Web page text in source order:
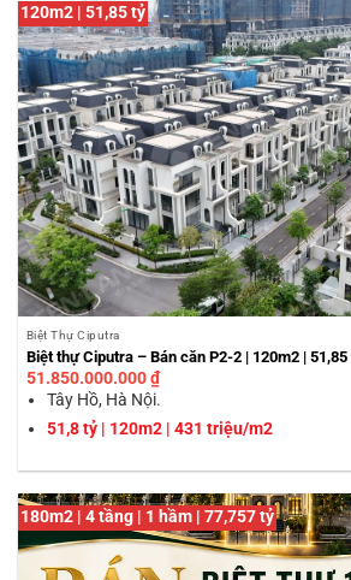
120m2 | 51,85 tỷ
Biệt Thự Ciputra
Biệt thự Ciputra – Bán căn P2-2 | 120m2 | 51,85
51.850.000.000₫
Tây Hồ, Hà Nội.
51,8 tỷ | 120m2 | 431 triệu/m2
180m2 | 4 tầng | 1 hầm | 77,757 tỷ